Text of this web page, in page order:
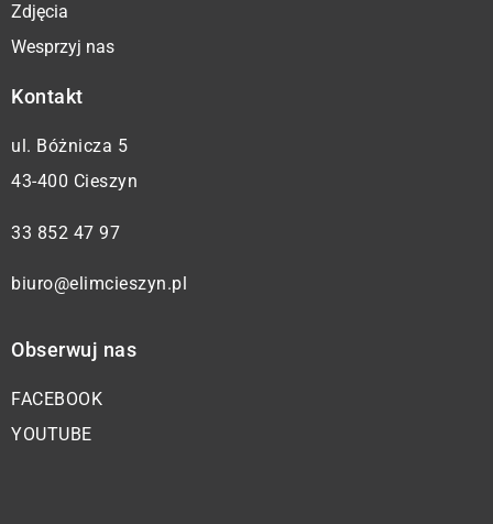
Zdjęcia
Wesprzyj nas
Kontakt
ul. Bóżnicza 5
43-400 Cieszyn
33 852 47 97
biuro@elimcieszyn.pl
Obserwuj nas
FACEBOOK
YOUTUBE